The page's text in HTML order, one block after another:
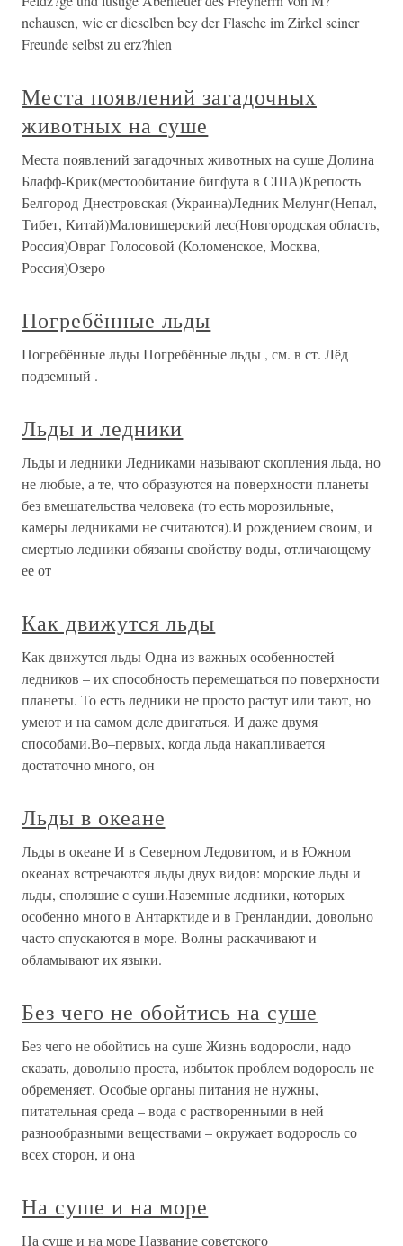
nchausen, wie er dieselben bey der Flasche im Zirkel seiner
Freunde selbst zu erz?hlen
Места появлений загадочных
животных на суше
Места появлений загадочных животных на суше Долина
Блафф-Крик(местообитание бигфута в США)Крепость
Белгород-Днестровская (Украина)Ледник Мелунг(Непал,
Тибет, Китай)Маловишерский лес(Новгородская область,
Россия)Овраг Голосовой (Коломенское, Москва,
Россия)Озеро
Погребённые льды
Погребённые льды Погребённые льды , см. в ст. Лёд
подземный .
Льды и ледники
Льды и ледники Ледниками называют скопления льда, но
не любые, а те, что образуются на поверхности планеты
без вмешательства человека (то есть морозильные,
камеры ледниками не считаются).И рождением своим, и
смертью ледники обязаны свойству воды, отличающему
ее от
Как движутся льды
Как движутся льды Одна из важных особенностей
ледников – их способность перемещаться по поверхности
планеты. То есть ледники не просто растут или тают, но
умеют и на самом деле двигаться. И даже двумя
способами.Во–первых, когда льда накапливается
достаточно много, он
Льды в океане
Льды в океане И в Северном Ледовитом, и в Южном
океанах встречаются льды двух видов: морские льды и
льды, сползшие с суши.Наземные ледники, которых
особенно много в Антарктиде и в Гренландии, довольно
часто спускаются в море. Волны раскачивают и
обламывают их языки.
Без чего не обойтись на суше
Без чего не обойтись на суше Жизнь водоросли, надо
сказать, довольно проста, избыток проблем водоросль не
обременяет. Особые органы питания не нужны,
питательная среда – вода с растворенными в ней
разнообразными веществами – окружает водоросль со
всех сторон, и она
На суше и на море
На суше и на море Название советского